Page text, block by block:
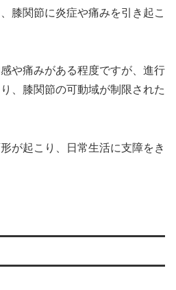
膝関節に炎症や痛みを引き起こ
や痛みがある程度ですが、進行
、膝関節の可動域が制限された
が起こり、日常生活に支障をき